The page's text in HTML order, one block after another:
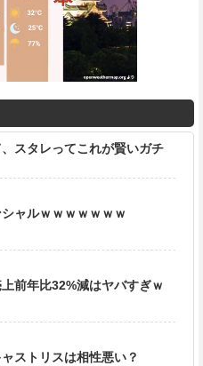
M
u
、スタレってこれが賢いガチ
シャルｗｗｗｗｗｗｗ
上前年比32%減はヤバすぎｗ
ストリスは相性悪い？